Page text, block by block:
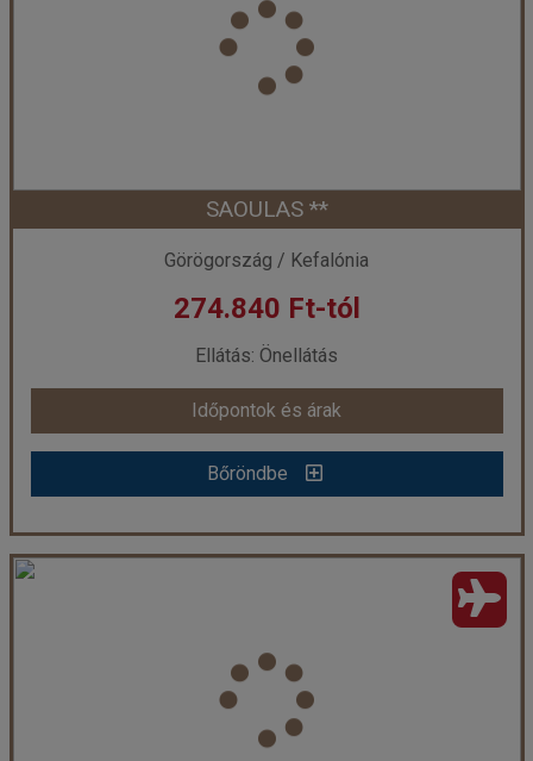
Város:Lassi
Utazás módja:
Repülővel
Ellátás: leírás szerint
Szálláskategória:
2 ágyas földszinti szoba
Időpont: 2026-09-18 | 7 éj
már 259.900 Ft-tól
Időpontok és árak
Bőröndbe
SAOULAS **
Görögország / Kefalónia
274.840 Ft-tól
Ellátás: Önellátás
Időpontok és árak
Bőröndbe
SAOULAS **
Város: Lourdas
Utazás módja:
Repülővel
Ellátás:
Önellátás
Szálláskategória:
Szobatípus:Apartman